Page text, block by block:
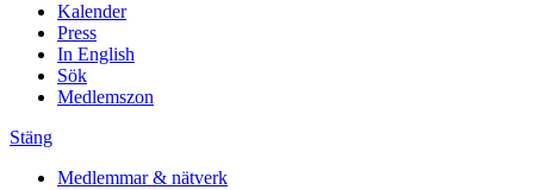
Kalender
Press
In English
Sök
Medlemszon
Stäng
Medlemmar & nätverk